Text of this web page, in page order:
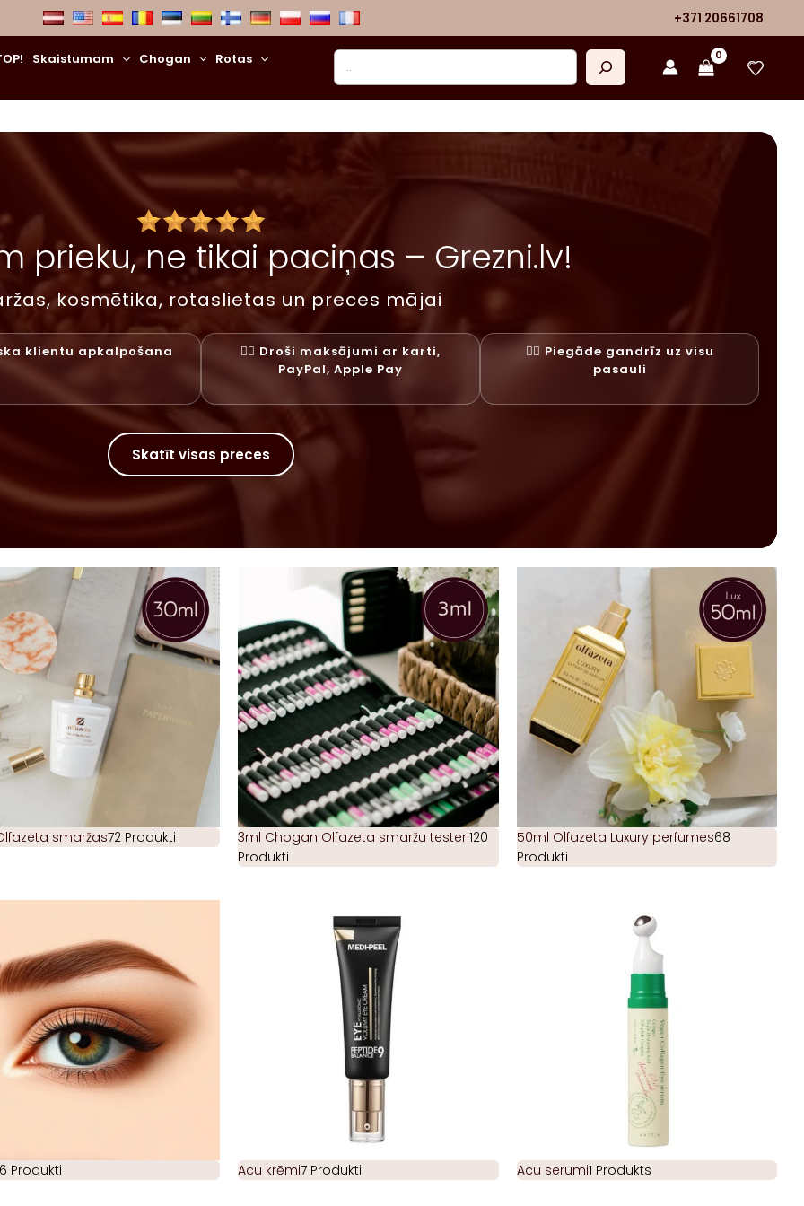
+371 20661708
Skaistumam Chogan Rotas Meklēt
prieku, ne tikai paciņas – Grezni.lv!
kosmētika, rotaslietas un preces mājai
klientu apkalpošana
✓⃝ Droši maksājumi ar karti,
PayPal, Apple Pay
✓⃝ Piegāde gandrīz uz visu
pasauli
Skatīt visas preces
smaržas72 Produkti 3ml Chogan Olfazeta smaržu testeri120
Produkti
50ml Olfazeta Luxury perfumes68
Produkti
Produkti Acu krēmi7 Produkti Acu serumi1 Produkts